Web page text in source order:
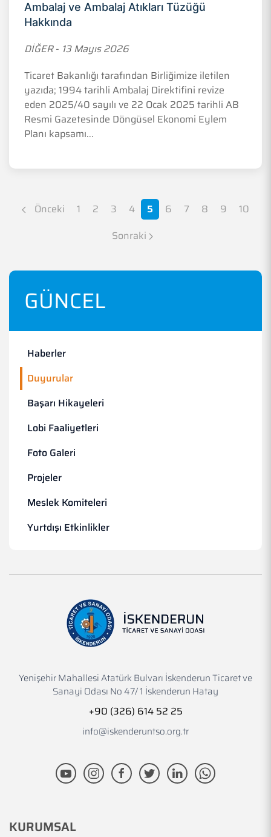
GÜNCEL
Haberler
Duyurular
Başarı Hikayeleri
Lobi Faaliyetleri
Foto Galeri
Projeler
Meslek Komiteleri
Yurtdışı Etkinlikler
Ambalaj ve Ambalaj Atıkları Tüzüğü
Hakkında
DİĞER- 13 Mayıs 2026
Ticaret Bakanlığı tarafından Birliğimize iletilen
yazıda; 1994 tarihli Ambalaj Direktifini revize
eden 2025/40 sayılı ve 22 Ocak 2025 tarihli AB
Resmi Gazetesinde Döngüsel Ekonomi Eylem
Planı kapsamı...
Önceki 1 2 3 4 5 6 7 8 9
10
Sonraki
Yenişehir Mahallesi Atatürk Bulvarı İskenderun Ticaret ve
Sanayi Odası No 47/ 1 İskenderun Hatay
+90 (326) 614 52 25
info@iskenderuntso.org.tr
KURUMSAL